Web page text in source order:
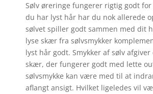
Sølv øreringe fungerer rigtig godt for
du har lyst hår har du nok allerede
sølvet spiller godt sammen med dit
lyse skær fra sølvsmykker
lyst hår godt. Smykker af sølv
skær, der fungerer godt med lette
sølvsmykke kan være med til at
aflangt ansigt. Hvilket ligeledes vil